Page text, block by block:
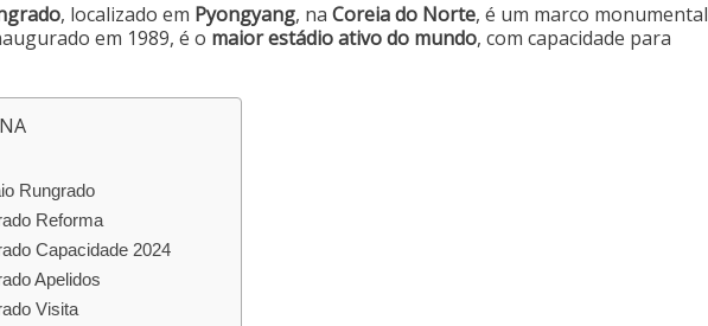
, localizado em Pyongyang, na Coreia do Norte, é um marco monumental
em 1989, é o maior estádio ativo do mundo, com capacidade para
Rungrado
Reforma
Capacidade 2024
Apelidos
Visita